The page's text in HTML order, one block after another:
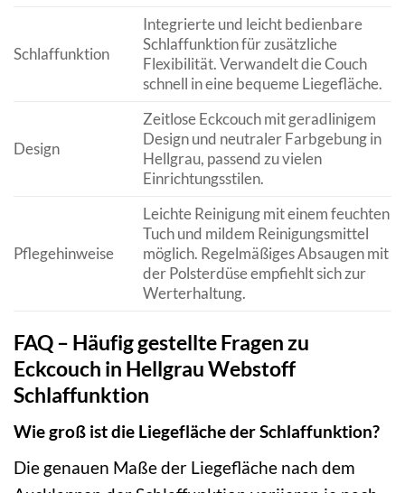
Schlaffunktion
Integrierte und leicht bedienbare
Schlaffunktion für zusätzliche
Flexibilität. Verwandelt die Couch
schnell in eine bequeme Liegefläche.
Design
Zeitlose Eckcouch mit geradlinigem
Design und neutraler Farbgebung in
Hellgrau, passend zu vielen
Einrichtungsstilen.
Pflegehinweise
Leichte Reinigung mit einem feuchten
Tuch und mildem Reinigungsmittel
möglich. Regelmäßiges Absaugen mit
der Polsterdüse empfiehlt sich zur
Werterhaltung.
FAQ – Häufig gestellte Fragen zu
Eckcouch in Hellgrau Webstoff
Schlaffunktion
Wie groß ist die Liegefläche der Schlaffunktion?
Die genauen Maße der Liegefläche nach dem